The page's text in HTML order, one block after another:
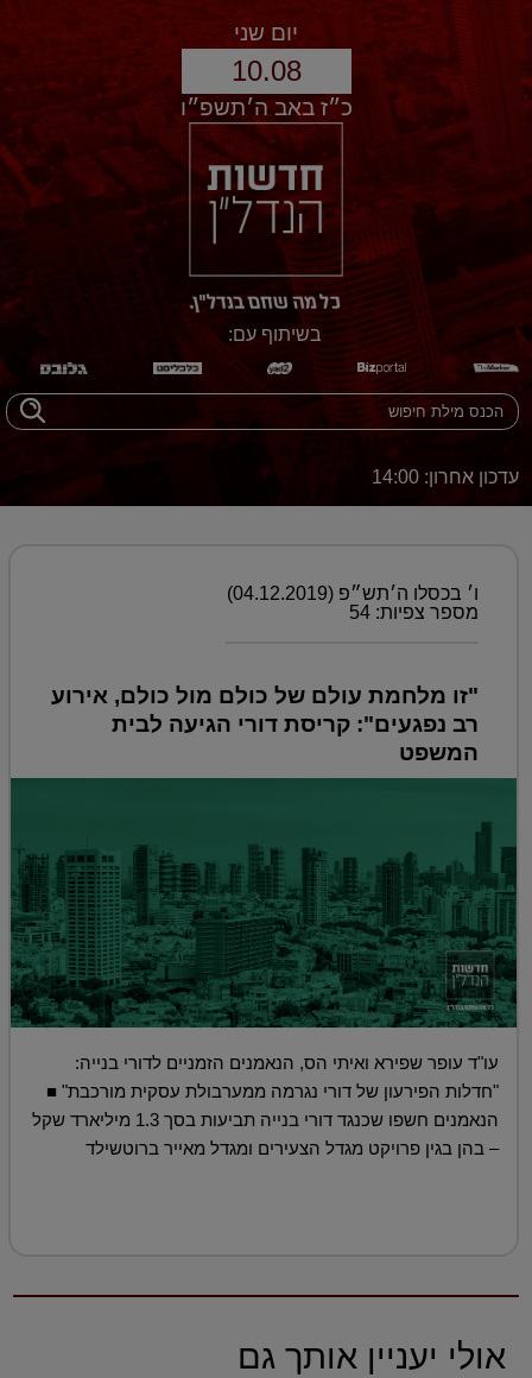
יום שני
10.08
כ״ז באב ה׳תשפ״ו
בשיתוף עם:
עדכון אחרון: 14:00
ו׳ בכסלו ה׳תש״פ (04.12.2019)
מספר צפיות: 54
"זו מלחמת עולם של כולם מול כולם, אירוע
רב נפגעים": קריסת דורי הגיעה לבית
המשפט
עו"ד עופר שפירא ואיתי הס, הנאמנים הזמניים לדורי בנייה:
"חדלות הפירעון של דורי נגרמה ממערבולת עסקית מורכבת" ■
הנאמנים חשפו שכנגד דורי בנייה תביעות בסך 1.3 מיליארד שקל
– בהן בגין פרויקט מגדל הצעירים ומגדל מאייר ברוטשילד
אולי יעניין אותך גם